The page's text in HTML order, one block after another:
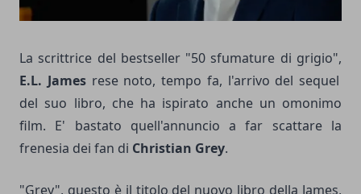
La scrittrice del bestseller "50 sfumature di grigio",
E.L. Jamesrese noto, tempo fa, l'arrivo del sequel
del suo libro, che ha ispirato anche un omonimo
film. E' bastato quell'annuncio a far scattare la
frenesia dei fan di Christian Grey.
"Grey", questo è il titolo del nuovo libro della James,